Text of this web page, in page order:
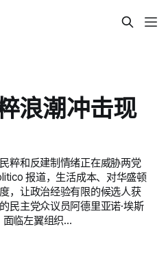
浪潮冲击现
粹和反建制情绪正在威胁两党
报道，生活成本、对华盛顿
，让政治经验有限的候选人获
民主党众议员阿德里亚诺·埃斯
面临左翼组织…